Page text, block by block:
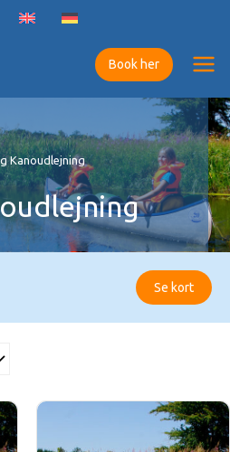
Book her
Kanoudlejning
Se kort